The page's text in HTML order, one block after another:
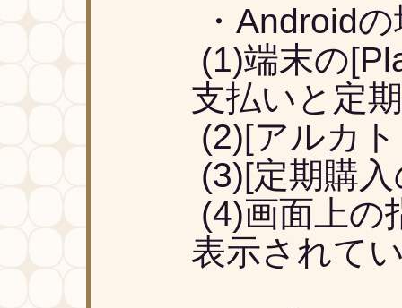
・Android
(1)端末の
支払いと定
(2)[アルカ
(3)[定期購
(4)画面上の
表示されて